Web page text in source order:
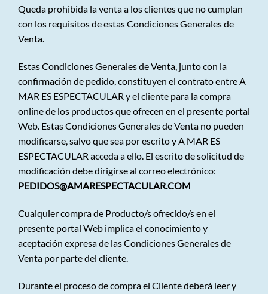
Queda prohibida la venta a los clientes que no cumplan
con los requisitos de estas Condiciones Generales de
Venta.
Estas Condiciones Generales de Venta, junto con la
confirmación de pedido, constituyen el contrato entre A
MAR ES ESPECTACULAR y el cliente para la compra
online de los productos que ofrecen en el presente portal
Web. Estas Condiciones Generales de Venta no pueden
modificarse, salvo que sea por escrito y A MAR ES
ESPECTACULAR acceda a ello. El escrito de solicitud de
modificación debe dirigirse al correo electrónico:
PEDIDOS@AMARESPECTACULAR.COM
Cualquier compra de Producto/s ofrecido/s en el
presente portal Web implica el conocimiento y
aceptación expresa de las Condiciones Generales de
Venta por parte del cliente.
Durante el proceso de compra el Cliente deberá leer y